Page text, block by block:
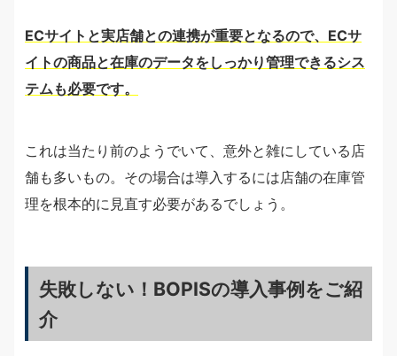
ECサイトと実店舗との連携が重要となるので、ECサ
イトの商品と在庫のデータをしっかり管理できるシス
テムも必要です。
これは当たり前のようでいて、意外と雑にしている店
舗も多いもの。その場合は導入するには店舗の在庫管
理を根本的に見直す必要があるでしょう。
失敗しない！BOPISの導入事例をご紹
介